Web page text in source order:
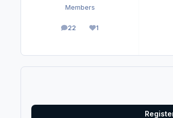
Members
22
posts 1
Reputation